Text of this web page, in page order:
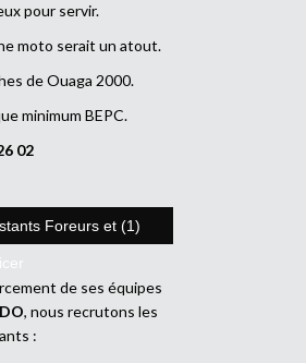
pour servir.
moto serait un atout.
de Ouaga 2000.
minimum BEPC.
02
Foreurs et (1)
de ses équipes
, nous recrutons les
: